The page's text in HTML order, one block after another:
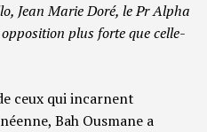
Jean Marie Doré, le Pr Alpha
plus forte que celle-
ceux qui incarnent
Bah Ousmane a